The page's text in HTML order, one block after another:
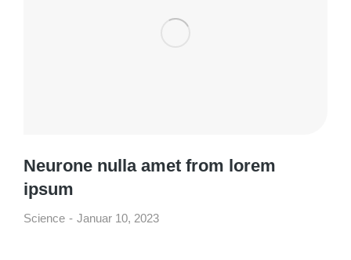
Neurone nulla amet from lorem
ipsum
Science Januar 10, 2023